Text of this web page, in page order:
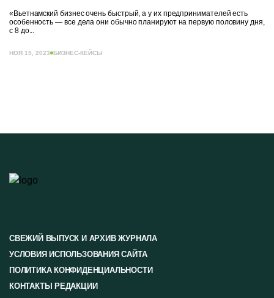
«Вьетнамский бизнес очень быстрый, а у их предпринимателей есть
особенность — все дела они обычно планируют на первую половину дня,
с 8 до...
НОЯ 15, 2023 БИЗНЕС-КЕЙСЫ
СВЕЖИЙ ВЫПУСК И АРХИВ ЖУРНАЛА
УСЛОВИЯ ИСПОЛЬЗОВАНИЯ САЙТА
ПОЛИТИКА КОНФИДЕНЦИАЛЬНОСТИ
КОНТАКТЫ РЕДАКЦИИ